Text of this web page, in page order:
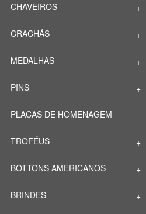
CHAVEIROS
CRACHÁS
MEDALHAS
PINS
PLACAS DE HOMENAGEM
TROFÉUS
BOTTONS AMERICANOS
BRINDES